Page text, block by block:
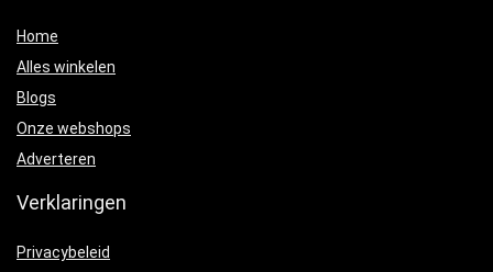
Home
Alles winkelen
Blogs
Onze webshops
Adverteren
Verklaringen
Privacybeleid